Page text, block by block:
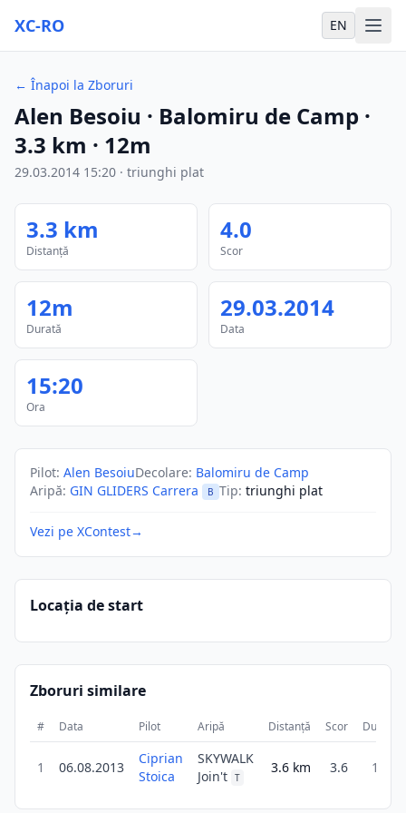
XC-RO EN
← Înapoi la Zboruri
Alen Besoiu · Balomiru de Camp ·
3.3 km · 12m
29.03.2014 15:20 · triunghi plat
3.3 km
Distanță
4.0
Scor
12m
Durată
29.03.2014
Data
15:20
Ora
Pilot: Alen BesoiuDecolare: Balomiru de Camp
Aripă: GIN GLIDERS Carrera B Tip: triunghi plat
Vezi pe XContest→
Locația de start
Zboruri similare
# Data Pilot Aripă Distanță Scor Durată
1 06.08.2013
Ciprian
Stoica
SKYWALK
Join't T
3.6 km 3.6 16m